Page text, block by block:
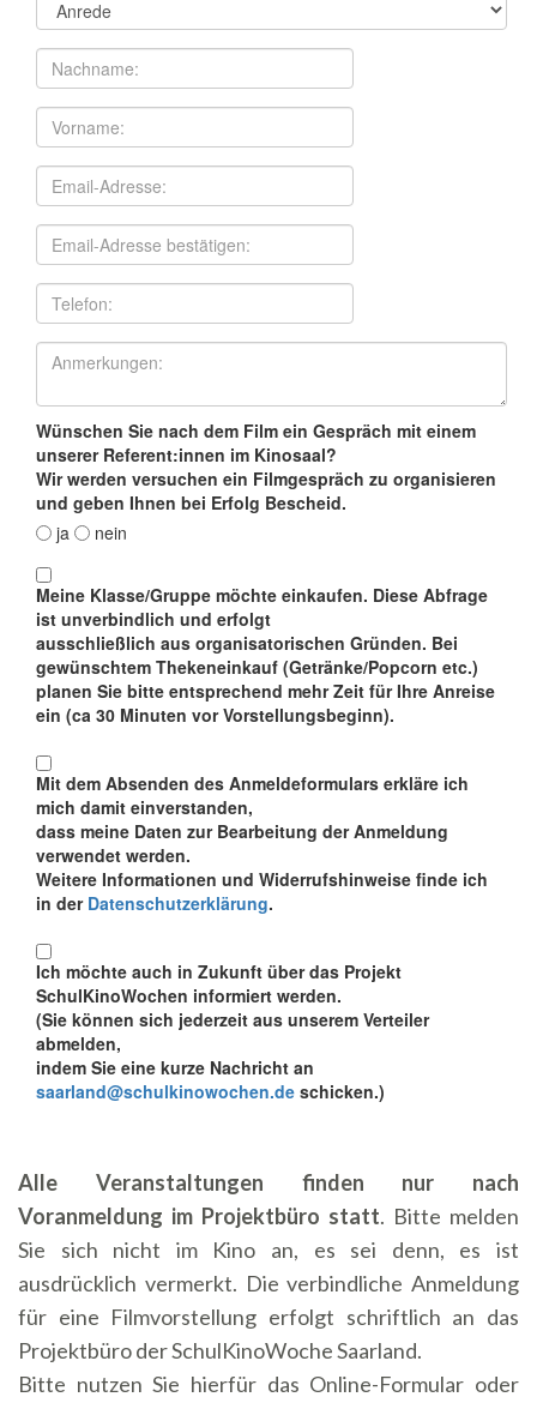
Alle Veranstaltungen finden nur nach
Voranmeldung im Projektbüro statt. Bitte melden
Sie sich nicht im Kino an, es sei denn, es ist
ausdrücklich vermerkt. Die verbindliche Anmeldung
für eine Filmvorstellung erfolgt schriftlich an das
Projektbüro der SchulKinoWoche Saarland.
Bitte nutzen Sie hierfür das Online-Formular oder